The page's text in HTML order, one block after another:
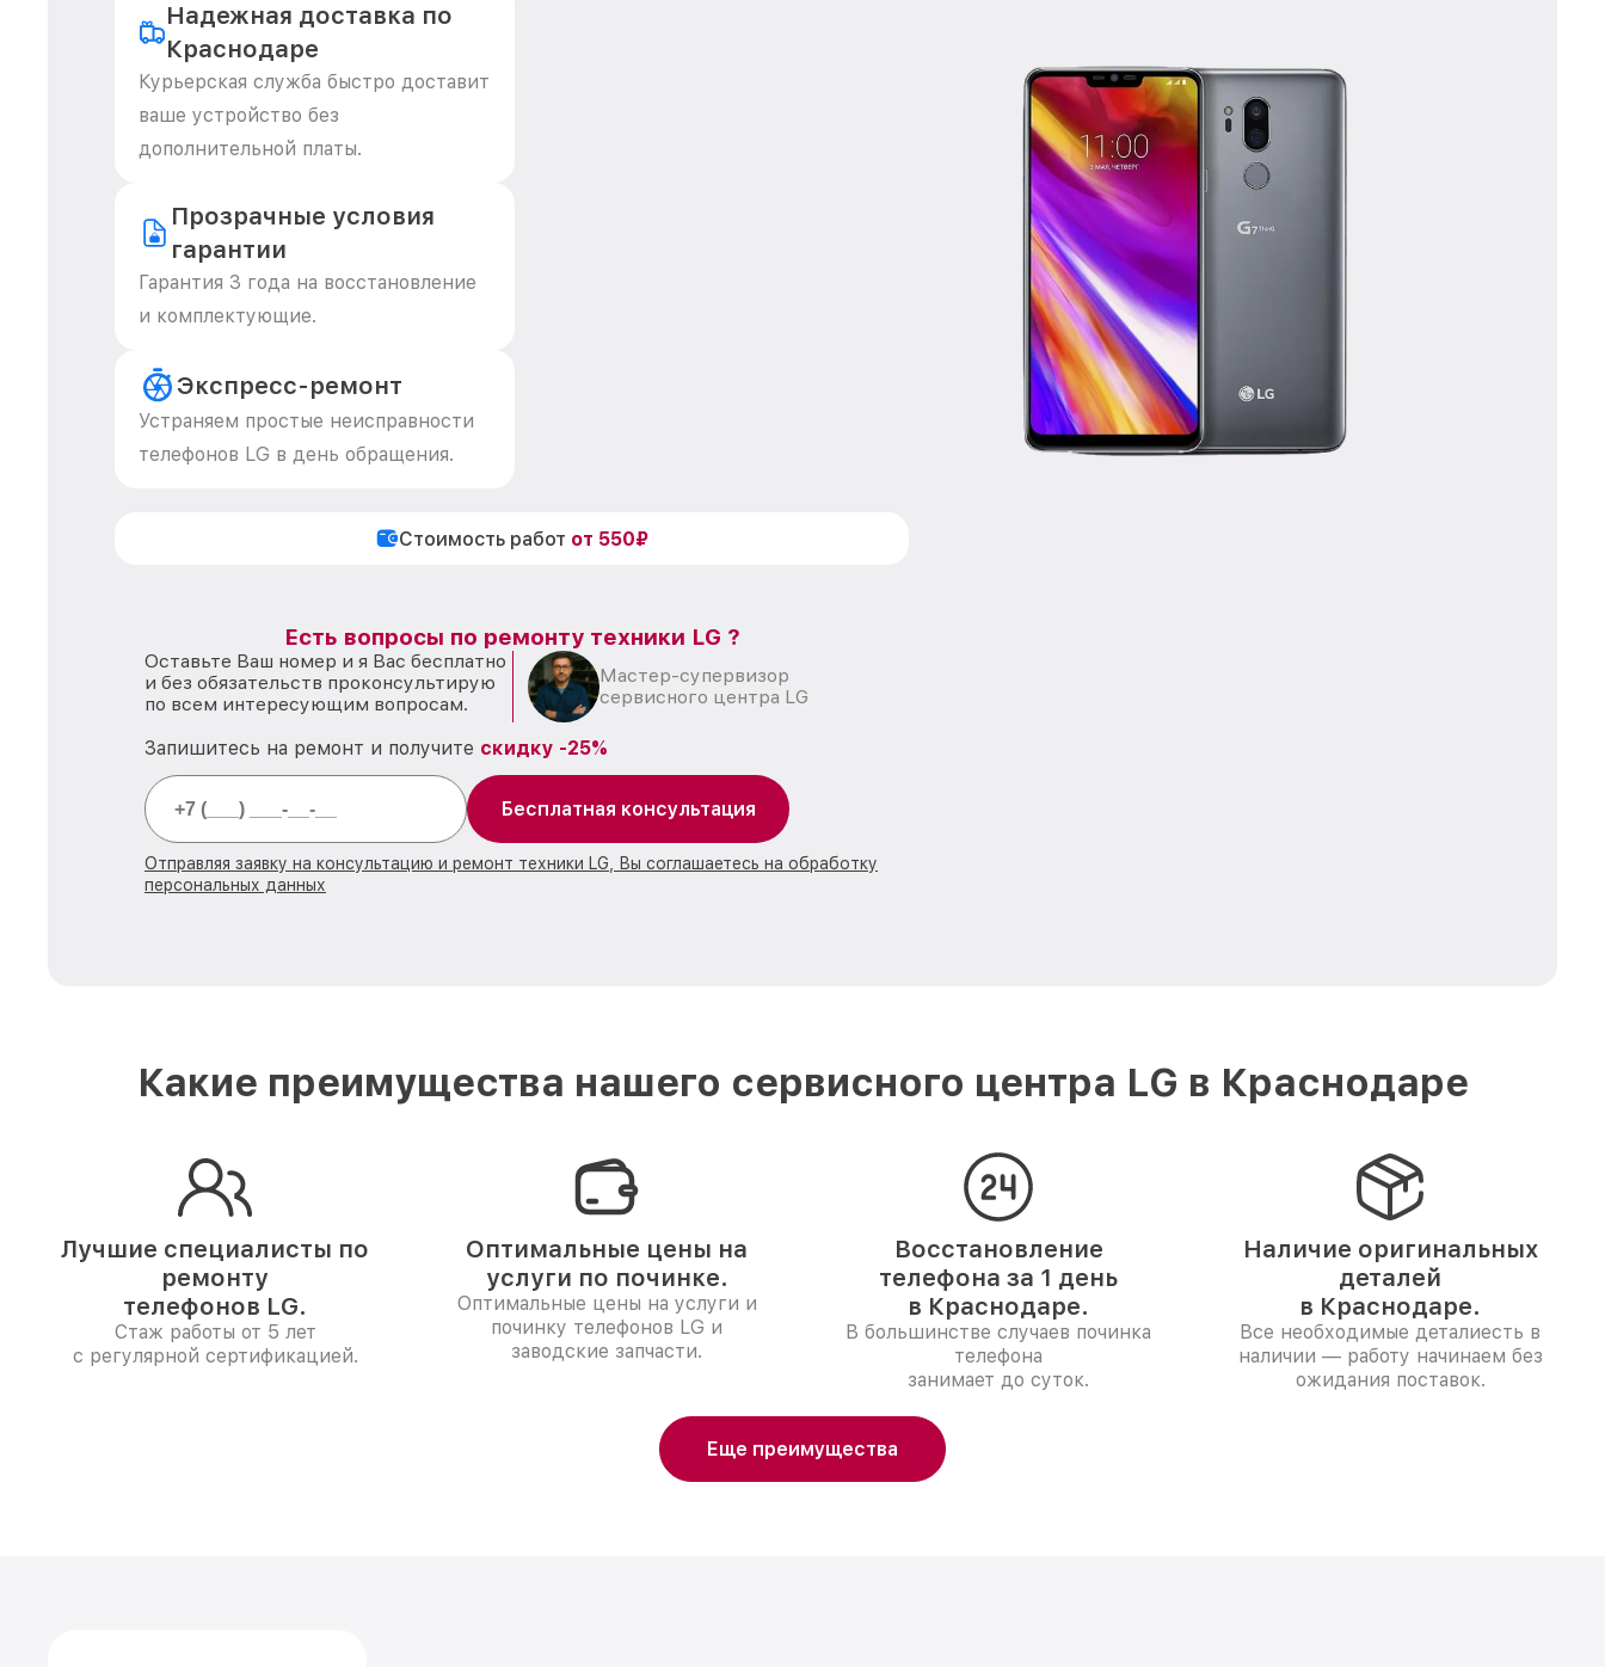
Надежная доставка по
Краснодаре
Курьерская служба быстро доставит
ваше устройство без
дополнительной платы.
Прозрачные условия
гарантии
Гарантия 3 года на восстановление
и комплектующие.
Экспресс-ремонт
Устраняем простые неисправности
телефонов LG в день обращения.
Стоимость работ от 550₽
Есть вопросы по ремонту техники LG ?
Оставьте Ваш номер и я Вас бесплатно
и без обязательств проконсультирую
по всем интересующим вопросам.
Мастер-супервизор
сервисного центра LG
Запишитесь на ремонт и получите скидку -25%
Бесплатная консультация
Отправляя заявку на консультацию и ремонт техники LG, Вы соглашаетесь на обработку
персональных данных
Какие преимущества нашего сервисного центра LG в Краснодаре
Лучшие специалисты по
ремонту
телефонов LG.
Стаж работы от 5 лет
с регулярной сертификацией.
Оптимальные цены на
услуги по починке.
Оптимальные цены на услуги и
починку телефонов LG и
заводские запчасти.
Восстановление
телефона за 1 день
в Краснодаре.
В большинстве случаев починка
телефона
занимает до суток.
Наличие оригинальных
деталей
в Краснодаре.
Все необходимые деталиесть в
наличии — работу начинаем без
ожидания поставок.
Еще преимущества